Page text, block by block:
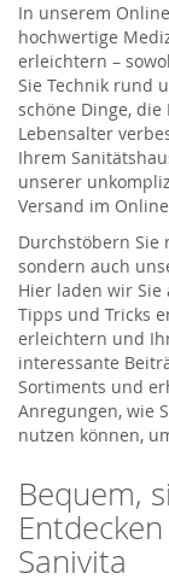
In unserem
hochwertige
erleichtern –
Sie Technik rund
schöne Dinge,
Lebensalter
Ihrem
unserer
Versand im
Durchstöbern
sondern auch
Hier laden wir Sie
Tipps und Tricks
erleichtern und
interessante
Sortiments und
Anregungen, wie
nutzen können,
Bequem,
Sanivita